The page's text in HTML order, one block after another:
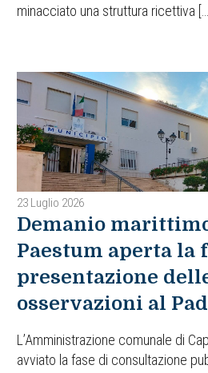
minacciato una struttura ricettiva
23 Luglio 2026
Demanio
Paestum aperta la
presentazione
osservazioni al Pad
L’Amministrazione comunale di
avviato la fase di consultazione